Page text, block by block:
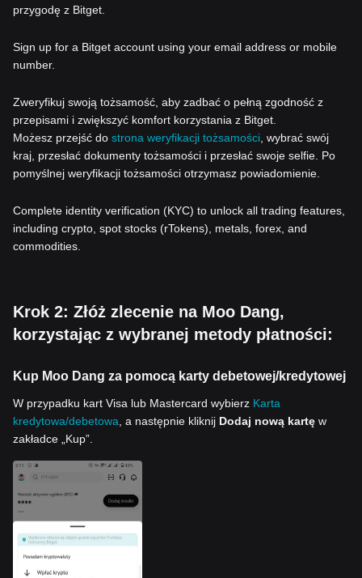
przygodę z Bitget.
Sign up for a Bitget account using your email address or mobile
number.
Zweryfikuj swoją tożsamość, aby zadbać o pełną zgodność z
przepisami i zwiększyć komfort korzystania z Bitget.
Możesz przejść do strona weryfikacji tożsamości , wybrać swój
kraj, przesłać dokumenty tożsamości i przesłać swoje selfie. Po
pomyślnej weryfikacji tożsamości otrzymasz powiadomienie.
Complete identity verification (KYC) to unlock all trading features,
including crypto, spot stocks (rTokens), metals, forex, and
commodities.
Krok 2: Złóż zlecenie na Moo Dang,
korzystając z wybranej metody płatności:
Kup Moo Dang za pomocą karty debetowej/kredytowej
W przypadku kart Visa lub Mastercard wybierz Karta
kredytowa/debetowa , a następnie kliknij Dodaj nową kartę w
zakładce „Kup”.